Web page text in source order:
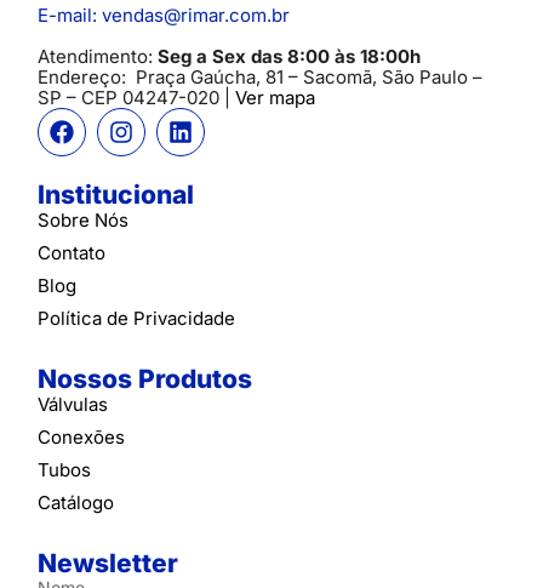
E-mail: vendas@rimar.com.br
Atendimento: Seg a Sex das 8:00 às 18:00h
Endereço: Praça Gaúcha, 81 – Sacomã, São Paulo –
SP – CEP 04247-020 | Ver mapa
Institucional
Sobre Nós
Contato
Blog
Política de Privacidade
Nossos Produtos
Válvulas
Conexões
Tubos
Catálogo
Newsletter